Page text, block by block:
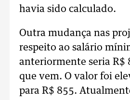
havia sido calculado.
Outra mudança nas
respeito ao salário
anteriormente seria R$
que vem. O valor foi
para R$ 855.